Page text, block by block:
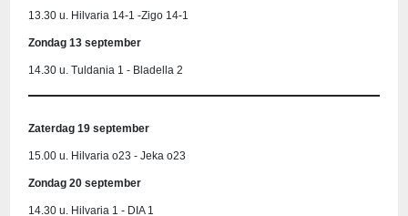
13.30 u. Hilvaria 14-1 -Zigo 14-1
Zondag 13 september
14.30 u. Tuldania 1 - Bladella 2
Zaterdag 19 september
15.00 u. Hilvaria o23 - Jeka o23
Zondag 20 september
14.30 u. Hilvaria 1 - DIA 1